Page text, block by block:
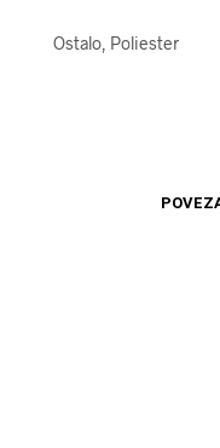
Ostalo, Poliester